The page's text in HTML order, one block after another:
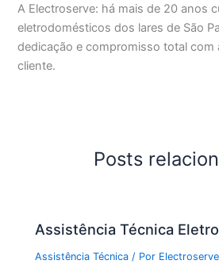
A Electroserve: há mais de 20 anos
eletrodomésticos dos lares de São
dedicação e compromisso total com
cliente.
Posts
Assistência Técnica
Assistência Técnica / Por